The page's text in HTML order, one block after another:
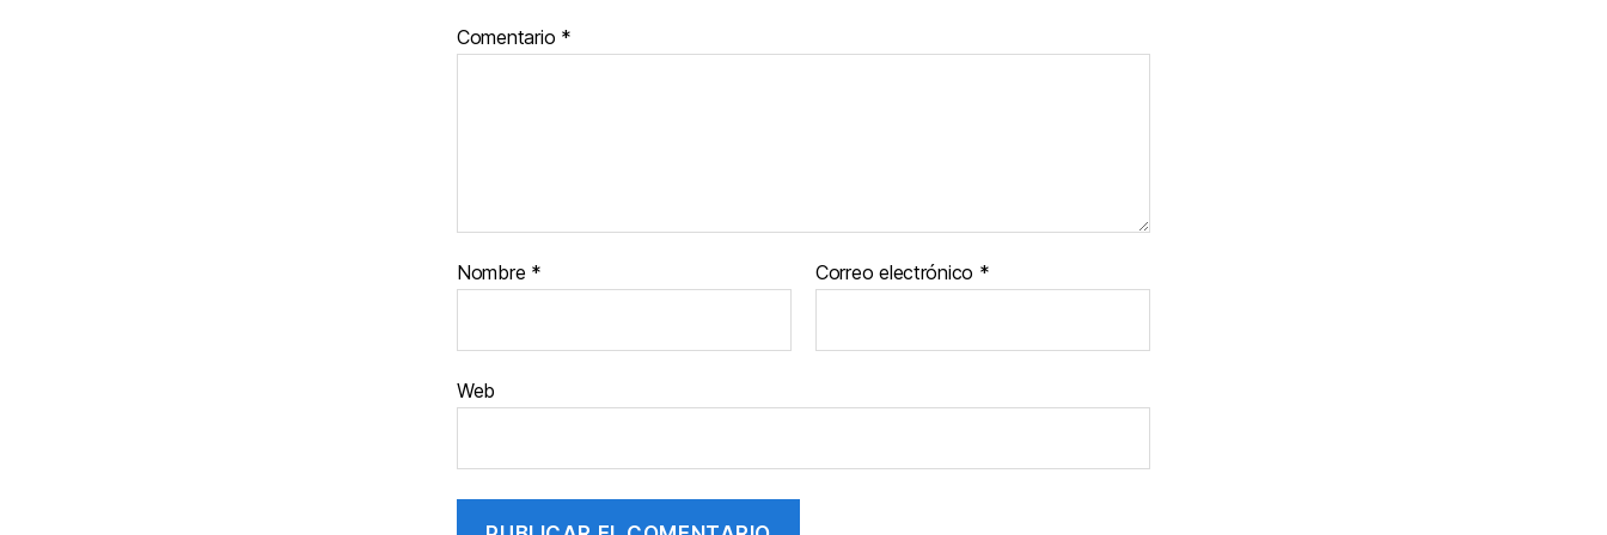
Comentario *
Nombre * Correo electrónico *
Web